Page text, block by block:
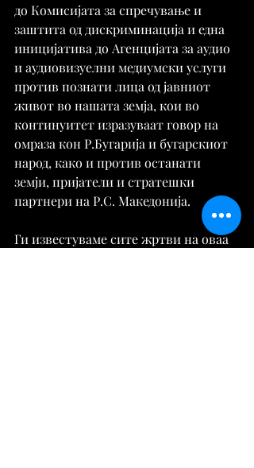
до Комисијата за спречување и
заштита од дискриминација и една
иницијатива до Агенцијата за аудио
и аудиовизуелни медиумски услуги
против познати лица од јавниот
живот во нашата земја, кои во
континуитет изразуваат говор на
омраза кон Р.Бугарија и бугарскиот
народ, како и против останати
земји, пријатели и стратешки
партнери на Р.С. Македонија.
Ги известуваме сите жртви на оваа